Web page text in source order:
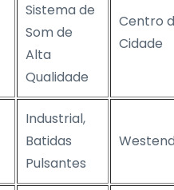
Sistema de
Som de
Alta
Qualidade
Centro
Cidade
Industrial,
Batidas
Pulsantes